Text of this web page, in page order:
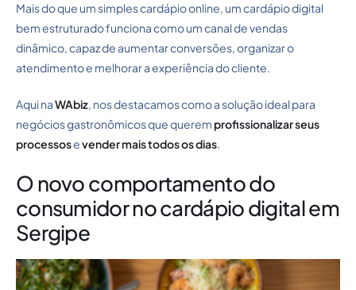
Mais do que um simples cardápio online, um cardápio digital
bem estruturado funciona como um canal de vendas
dinâmico, capaz de aumentar conversões, organizar o
atendimento e melhorar a experiência do cliente.
Aqui naWAbiz, nos destacamos como a solução ideal para
negócios gastronômicos que querem profissionalizar seus
processosevender mais todos os dias.
O novo comportamento do
consumidor no cardápio digital em
Sergipe